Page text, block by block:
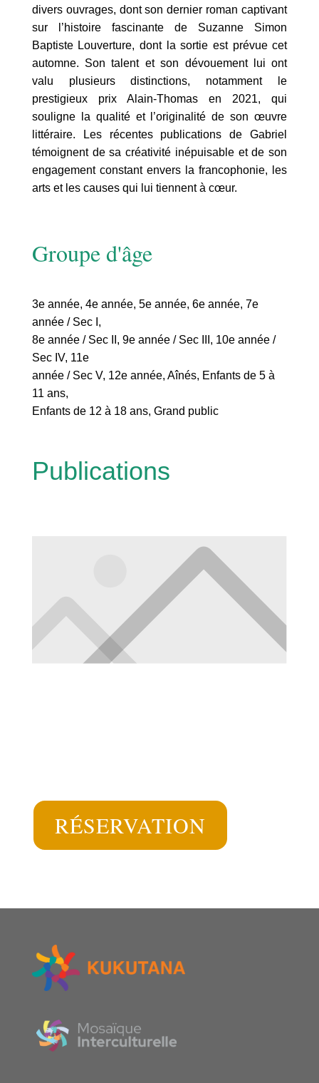
divers ouvrages, dont son dernier roman captivant
sur l’histoire fascinante de Suzanne Simon
Baptiste Louverture, dont la sortie est prévue cet
automne. Son talent et son dévouement lui ont
valu plusieurs distinctions, notamment le
prestigieux prix Alain-Thomas en 2021, qui
souligne la qualité et l’originalité de son œuvre
littéraire. Les récentes publications de Gabriel
témoignent de sa créativité inépuisable et de son
engagement constant envers la francophonie, les
arts et les causes qui lui tiennent à cœur.
Groupe d'âge
3e année, 4e année, 5e année, 6e année, 7e
année / Sec I,
8e année / Sec II, 9e année / Sec III, 10e année /
Sec IV, 11e
année / Sec V, 12e année, Aînés, Enfants de 5 à
11 ans,
Enfants de 12 à 18 ans, Grand public
Publications
RÉSERVATION